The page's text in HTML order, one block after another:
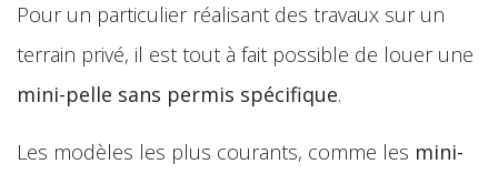
Pour un particulier réalisant des travaux sur un
terrain privé, il est tout à fait possible de louer une
mini-pelle sans permis spécifique.
Les modèles les plus courants, comme les mini-